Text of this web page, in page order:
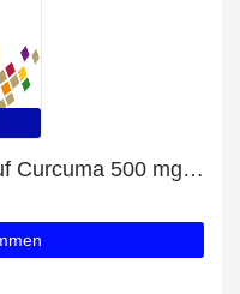
Erhalten Sie 23% Rabatt auf Curcuma 500 mg 5er Pack (600 Kps)